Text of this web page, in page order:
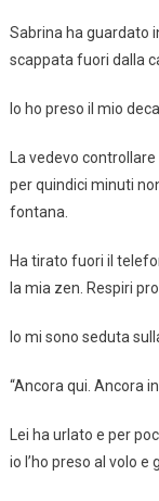
Sabrina ha guardato
scappata fuori dalla
Io ho preso il mio
La vedevo
per quindici minuti
fontana.
Ha tirato fuori il
la mia zen. Respiri
Io mi sono seduta
“Ancora qui. Ancora
Lei ha urlato e per
io l’ho preso al volo e